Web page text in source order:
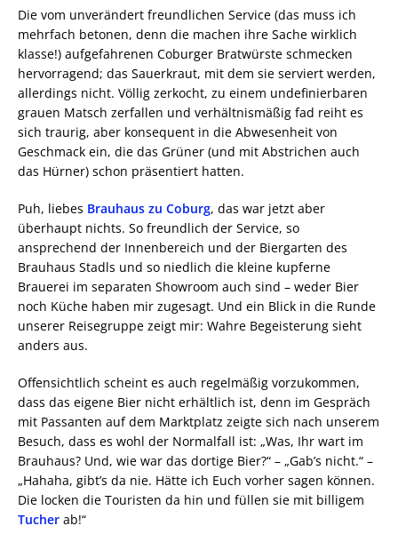
Die vom unverändert freundlichen Service (das muss ich
mehrfach betonen, denn die machen ihre Sache wirklich
klasse!) aufgefahrenen Coburger Bratwürste schmecken
hervorragend; das Sauerkraut, mit dem sie serviert werden,
allerdings nicht. Völlig zerkocht, zu einem undefinierbaren
grauen Matsch zerfallen und verhältnismäßig fad reiht es
sich traurig, aber konsequent in die Abwesenheit von
Geschmack ein, die das Grüner (und mit Abstrichen auch
das Hürner) schon präsentiert hatten.
Puh, liebes Brauhaus zu Coburg, das war jetzt aber
überhaupt nichts. So freundlich der Service, so
ansprechend der Innenbereich und der Biergarten des
Brauhaus Stadls und so niedlich die kleine kupferne
Brauerei im separaten Showroom auch sind – weder Bier
noch Küche haben mir zugesagt. Und ein Blick in die Runde
unserer Reisegruppe zeigt mir: Wahre Begeisterung sieht
anders aus.
Offensichtlich scheint es auch regelmäßig vorzukommen,
dass das eigene Bier nicht erhältlich ist, denn im Gespräch
mit Passanten auf dem Marktplatz zeigte sich nach unserem
Besuch, dass es wohl der Normalfall ist: „Was, Ihr wart im
Brauhaus? Und, wie war das dortige Bier?“ – „Gab’s nicht.“ –
„Hahaha, gibt’s da nie. Hätte ich Euch vorher sagen können.
Die locken die Touristen da hin und füllen sie mit billigem
Tucher ab!“